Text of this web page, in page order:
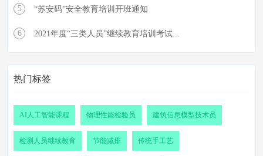
5 “苏安码”安全教育培训开班通知
6 2021年度“三类人员”继续教育培训考试...
热门标签
AI人工智能课程 物理性能检验员 建筑信息模型技术员
检测人员继续教育 节能减排 传统手工艺